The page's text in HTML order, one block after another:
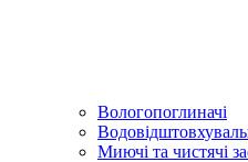
Вологопоглиначі
Миючі та чистячі